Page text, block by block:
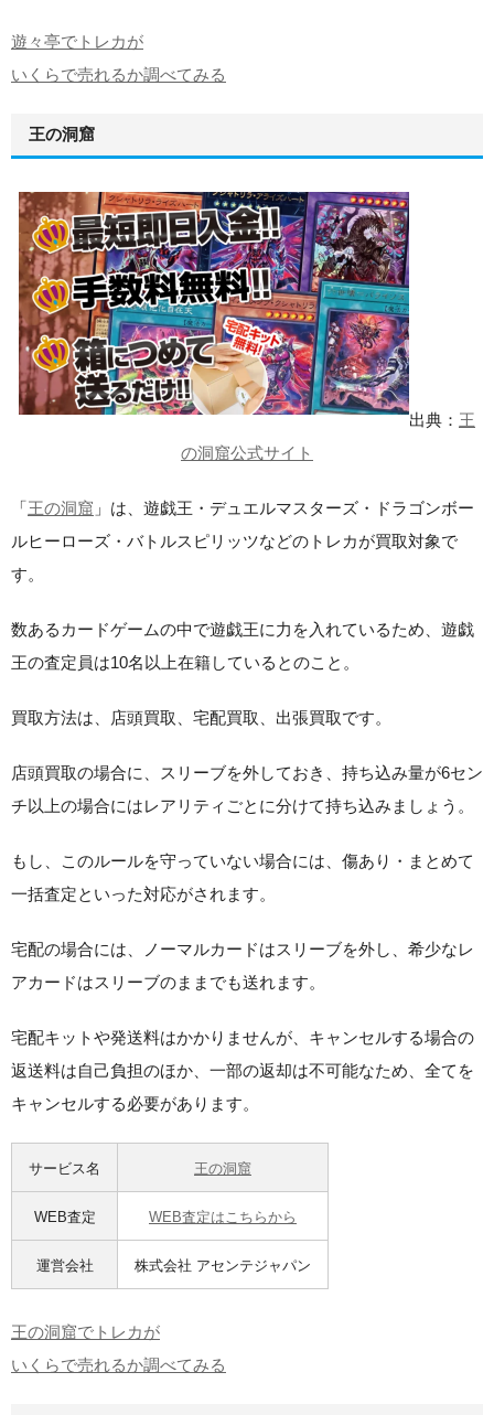
遊々亭でトレカが
いくらで売れるか調べてみる
王の洞窟
出典： 王
の洞窟公式サイト
「王の洞窟 」は、遊戯王・デュエルマスターズ・ドラゴンボー
ルヒーローズ・バトルスピリッツなどのトレカが買取対象で
す。
数あるカードゲームの中で遊戯王に力を入れているため、遊戯
王の査定員は10名以上在籍しているとのこと。
買取方法は、店頭買取、宅配買取、出張買取です。
店頭買取の場合に、スリーブを外しておき、持ち込み量が6セン
チ以上の場合にはレアリティごとに分けて持ち込みましょう。
もし、このルールを守っていない場合には、傷あり・まとめて
一括査定といった対応がされます。
宅配の場合には、ノーマルカードはスリーブを外し、希少なレ
アカードはスリーブのままでも送れます。
宅配キットや発送料はかかりませんが、キャンセルする場合の
返送料は自己負担のほか、一部の返却は不可能なため、全てを
キャンセルする必要があります。
サービス名 王の洞窟
WEB査定 WEB査定はこちらから
運営会社 株式会社 アセンテジャパン
王の洞窟でトレカが
いくらで売れるか調べてみる